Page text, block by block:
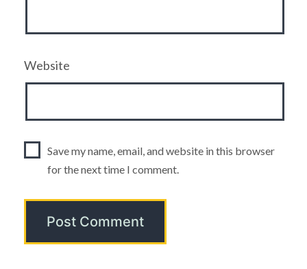
Website
Save my name, email, and website in this browser
for the next time I comment.